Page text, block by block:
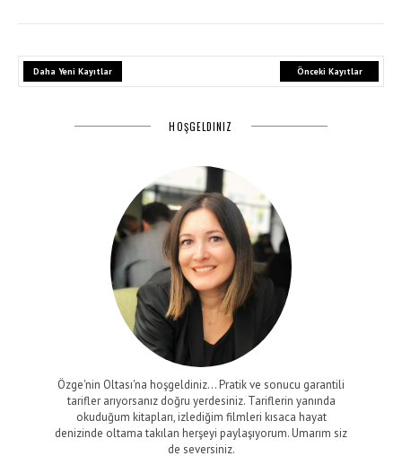
Daha Yeni Kayıtlar Önceki Kayıtlar
HOŞGELDINIZ
Özge'nin Oltası'na hoşgeldiniz... Pratik ve sonucu garantili
tarifler arıyorsanız doğru yerdesiniz. Tariflerin yanında
okuduğum kitapları, izlediğim filmleri kısaca hayat
denizinde oltama takılan herşeyi paylaşıyorum. Umarım siz
de seversiniz.